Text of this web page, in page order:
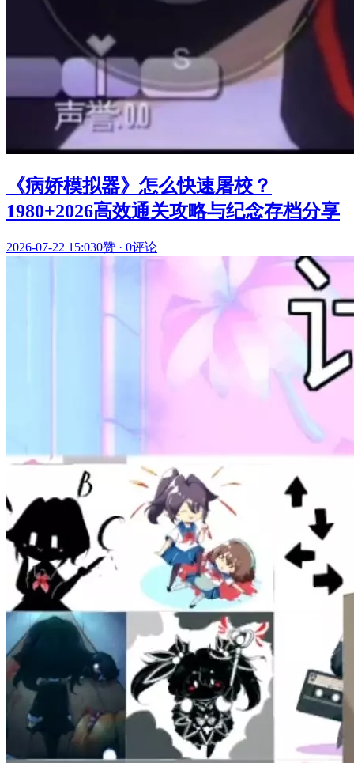
《病娇模拟器》怎么快速屠校？
1980+2026高效通关攻略与纪念存档分享
2026-07-22 15:030赞 · 0评论